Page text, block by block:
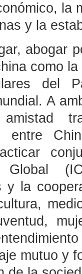
la
y la
abogar
como
del
A
entre
Global
y la
mutuo y